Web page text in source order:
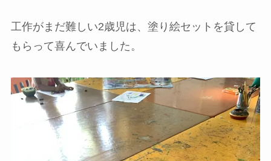
工作がまだ難しい2歳児は、塗り絵セットを貸して
もらって喜んでいました。